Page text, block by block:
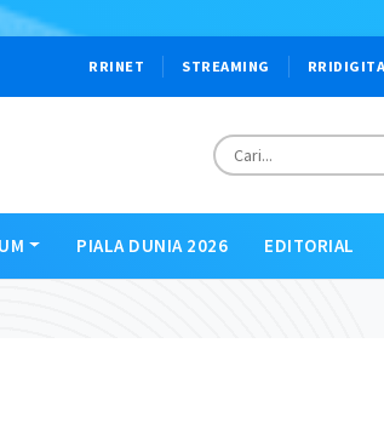
RRINET STREAMING
PIALA DUNIA 2026 EDITORIAL